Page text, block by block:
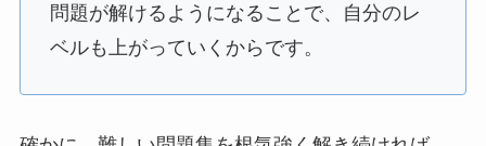
問題が解けるようになることで、自分のレ
ベルも上がっていくからです。